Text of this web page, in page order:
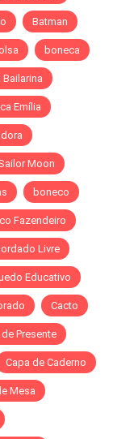
Batman
boneca
Emília
Moon
boneco
Fazendeiro
Livre
Educativo
Cacto
de Presente
Capa de Caderno
Mesa